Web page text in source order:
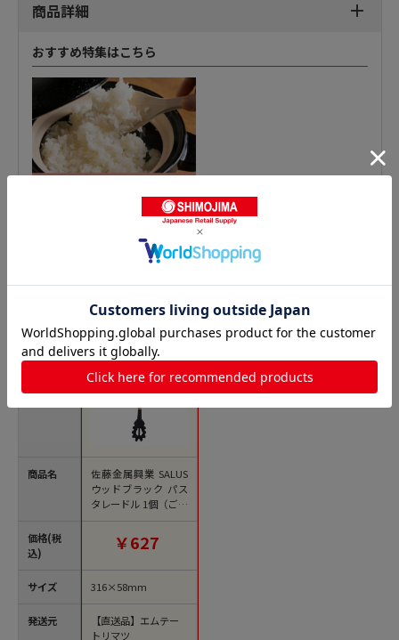
商品詳細
おすすめ特集はこちら
商品名
価格(税
込)
サイズ
発送元
佐藤金属興業 SALUS
ウッドブラック パス
タレードル 1個（ご注
文単位1個）【直送
￥627
316×58mm
【直送品】エムテー
トリマツ